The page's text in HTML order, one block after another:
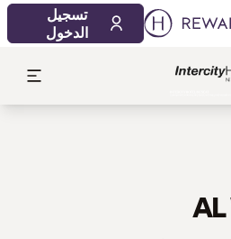
تسجيل
الدخول